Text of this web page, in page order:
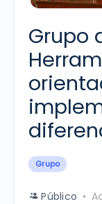
Grupo
Grupo
Público